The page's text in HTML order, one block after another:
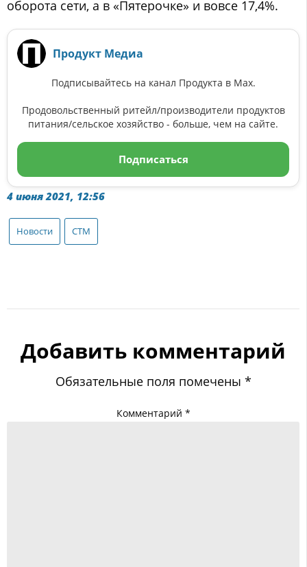
оборота сети, а в «Пятерочке» и вовсе 17,4%.
Продукт Медиа
Подписывайтесь на канал Продукта в Max.
Продовольственный ритейл/производители продуктов
питания/сельское хозяйство - больше, чем на сайте.
Подписаться
4 июня 2021, 12:56
Новости СТМ
Добавить комментарий
Обязательные поля помечены *
Комментарий *